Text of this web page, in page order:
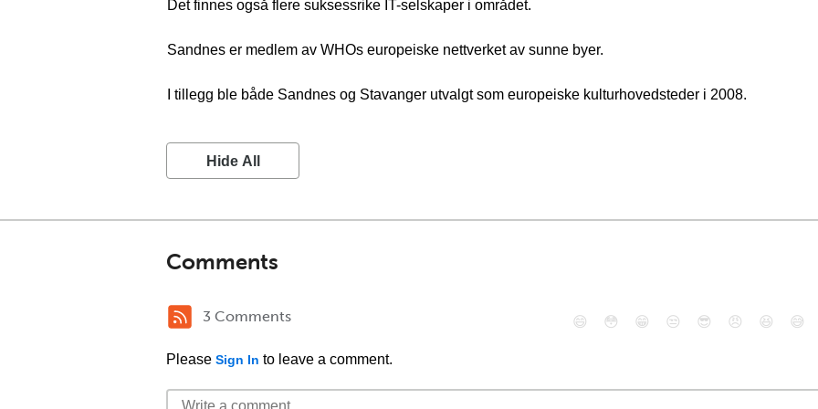
Det finnes også flere suksessrike IT-selskaper i området.
Sandnes er medlem av WHOs europeiske nettverket av sunne byer.
I tillegg ble både Sandnes og Stavanger utvalgt som europeiske kulturhovedsteder i 2008.
Hide All
Comments
3 Comments
Please Sign In to leave a comment.
😄 😳 😁 😒 😎 😠 😆 😅